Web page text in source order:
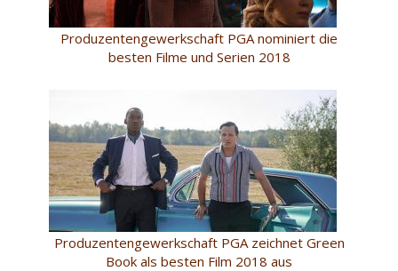
Produzentengewerkschaft PGA nominiert die
besten Filme und Serien 2018
Produzentengewerkschaft PGA zeichnet Green
Book als besten Film 2018 aus